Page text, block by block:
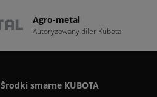
Agro-metal
Autoryzowany diler Kubota
Środki smarne KUBOTA